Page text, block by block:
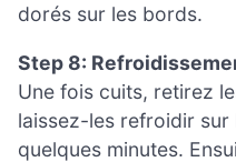
dorés sur les bords.
Step 8:
Une fois cuits, retirez
laissez-les refroidir sur
quelques minutes.